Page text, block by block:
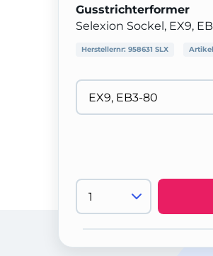
Gusstrichterformer
Selexion Sockel, EX9,
Herstellernr: 958631 SLX